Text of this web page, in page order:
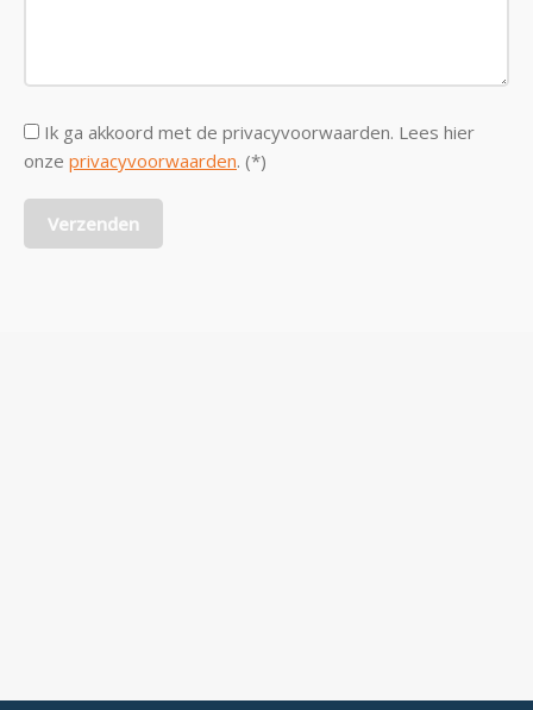
Ik ga akkoord met de privacyvoorwaarden. Lees hier
onze privacyvoorwaarden. (*)